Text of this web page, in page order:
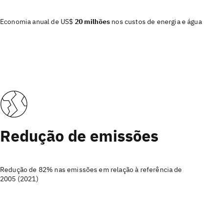
Economia anual de US$ 20 milhões nos custos de energia e água
Redução de emissões
Redução de 82% nas emissões em relação à referência de
2005 (2021)